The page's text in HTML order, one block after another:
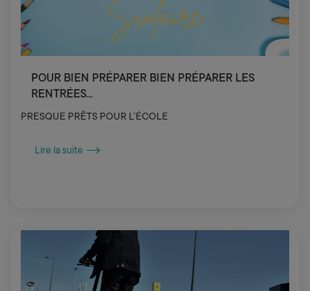
POUR BIEN PRÉPARER BIEN PRÉPARER LES
RENTRÉES...
PRESQUE PRÊTS POUR L’ÉCOLE
Lire la suite